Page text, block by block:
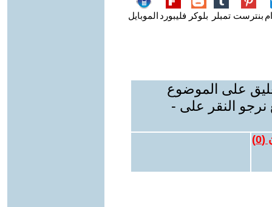
بنترست تمبلر بلوكر فليبورد الموبايل
على الموضوع
نرجو النقر على -
(
0
)